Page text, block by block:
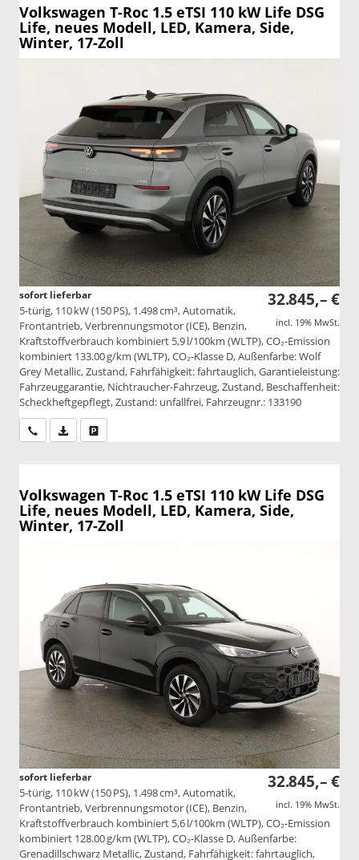
Volkswagen T-Roc 1.5 eTSI 110 kW Life DSG
Life, neues Modell, LED, Kamera, Side,
Winter, 17-Zoll
32.845,– €
incl. 19% MwSt.
sofort lieferbar
5-türig, 110 kW (150 PS), 1.498 cm³, Automatik,
Frontantrieb, Verbrennungsmotor (ICE), Benzin,
Kraftstoffverbrauch kombiniert 5,9 l/100km (WLTP), CO₂-Emission
kombiniert 133.00 g/km (WLTP), CO₂-Klasse D, Außenfarbe: Wolf
Grey Metallic, Zustand, Fahrfähigkeit: fahrtauglich, Garantieleistung:
Fahrzeuggarantie, Nichtraucher-Fahrzeug, Zustand, Beschaffenheit:
Scheckheftgepflegt, Zustand: unfallfrei, Fahrzeugnr.: 133190
Wir rufen Sie anPDF-Datei, Fahrzeugexposé drucken
Volkswagen T-Roc 1.5 eTSI 110 kW Life DSG
Life, neues Modell, LED, Kamera, Side,
Winter, 17-Zoll
32.845,– €
incl. 19% MwSt.
sofort lieferbar
5-türig, 110 kW (150 PS), 1.498 cm³, Automatik,
Frontantrieb, Verbrennungsmotor (ICE), Benzin,
Kraftstoffverbrauch kombiniert 5,6 l/100km (WLTP), CO₂-Emission
kombiniert 128.00 g/km (WLTP), CO₂-Klasse D, Außenfarbe:
Grenadillschwarz Metallic, Zustand, Fahrfähigkeit: fahrtauglich,